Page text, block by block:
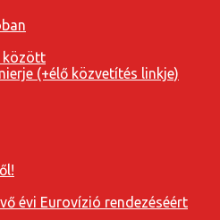
között
(+élő közvetítés linkje)
évi Eurovízió rendezéséért